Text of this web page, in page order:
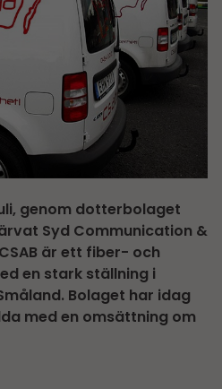
genom dotterbolaget
Syd Communication &
är ett fiber- och
en stark ställning i
Bolaget har idag
med en omsättning om